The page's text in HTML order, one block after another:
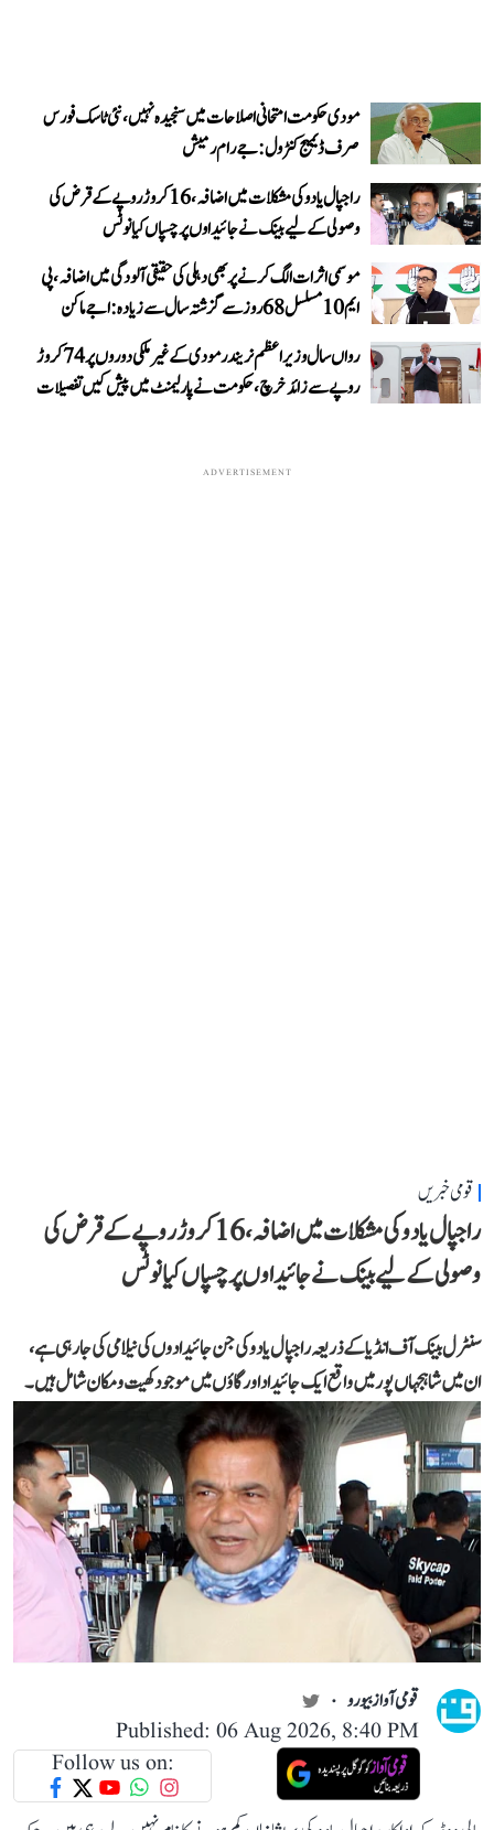
مودی حکومت امتحانی اصلاحات میں سنجیدہ نہیں، نئی ٹاسک فورس
صرف ڈیمیج کنٹرول: جے رام رمیش
راجپال یادو کی مشکلات میں اضافہ، 16 کروڑ روپے کے قرض کی
وصولی کے لیے بینک نے جائیداوں پر چسپاں کیا نوٹس
موسمی اثرات الگ کرنے پر بھی دہلی کی حقیقی آلودگی میں اضافہ، پی
ایم 10 مسلسل 68 روز سے گزشتہ سال سے زیادہ: اجے ماکن
رواں سال وزیر اعظم نریندر مودی کے غیر ملکی دوروں پر 74 کروڑ
روپے سے زائد خرچ، حکومت نے پارلیمنٹ میں پیش کیں تفصیلات
ADVERTISEMENT
قومی خبریں
راجپال یادو کی مشکلات میں اضافہ، 16 کروڑ روپے کے قرض کی
وصولی کے لیے بینک نے جائیداوں پر چسپاں کیا نوٹس
سنٹرل بینک آف انڈیا کے ذریعہ راجپال یادو کی جن جائیدادوں کی نیلامی کی جا رہی ہے،
ان میں شاہجہاں پور میں واقع ایک جائیداد اور گاؤں میں موجود کھیت و مکان شامل ہیں۔
قومی آواز بیورو
Published: 06 Aug 2026, 8:40 PM
Follow us on: